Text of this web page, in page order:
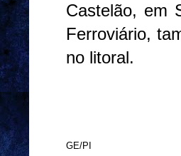
Castelão, em
Ferroviário,
no litoral.
GE/PI